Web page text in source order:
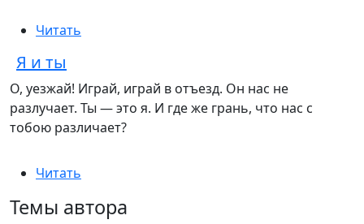
Читать
Я и ты
О, уезжай! Играй, играй в отъезд. Он нас не
разлучает. Ты — это я. И где же грань, что нас с
тобою различает?
Читать
Темы автора